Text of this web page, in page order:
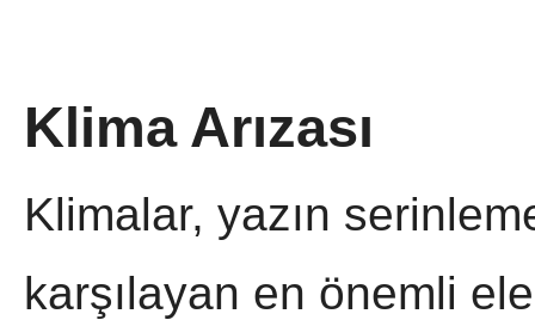
Klima Arızası
Klimalar, yazın
karşılayan en önemli